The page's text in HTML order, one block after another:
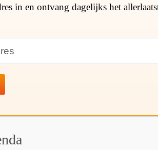
in en ontvang dagelijks het